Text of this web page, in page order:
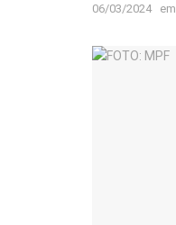
06/03/2024 em